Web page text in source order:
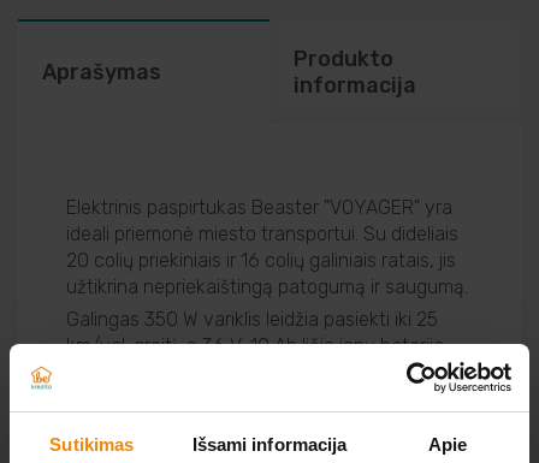
Sutikimas Išsami informacija Apie
Aprašymas
Produkto
informacija
Elektrinis paspirtukas Beaster "VOYAGER" yra
ideali priemonė miesto transportui. Su dideliais
20 colių priekiniais ir 16 colių galiniais ratais, jis
užtikrina nepriekaištingą patogumą ir saugumą.
Galingas 350 W variklis leidžia pasiekti iki 25
km/val. greitį, o 36 V, 10 Ah ličio jonų baterija
suteikia galimybę nuvažiuoti iki 45 km. Greitas
įkrovimas per 5–6 val. garantuoja, kad visada
Šis paspirtukas yra lengvas, sveriantis tik 18,5